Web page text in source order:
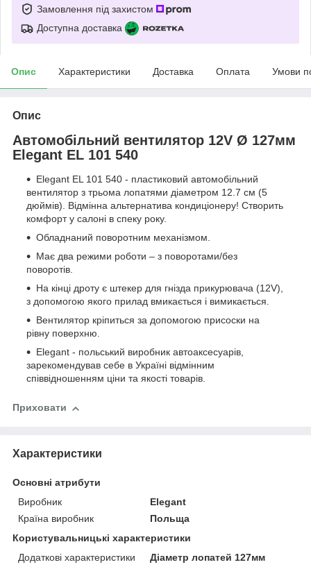
Замовлення під захистом
Доступна доставка
Опис Характеристики Доставка Оплата Умови
Опис
Автомобільний вентилятор 12V Ø 127мм
Elegant EL 101 540
Elegant EL 101 540 - пластиковий автомобільний
вентилятор з трьома лопатями діаметром 12.7 см (5
дюймів). Відмінна альтернатива кондиціонеру! Створить
комфорт у салоні в спеку року.
Обладнаний поворотним механізмом.
Має два режими роботи – з поворотами/без
поворотів.
На кінці дроту є штекер для гнізда прикурювача (12V),
з допомогою якого прилад вмикається і вимикається.
Вентилятор кріпиться за допомогою присоски на
рівну поверхню.
Elegant - польський виробник автоаксесуарів,
зарекомендував себе в Україні відмінним
співвідношенням ціни та якості товарів.
Приховати
Характеристики
Основні атрибути
Виробник
Elegant
Країна виробник
Польща
Користувальницькі характеристики
Додаткові характеристики
Діаметр лопатей 127мм